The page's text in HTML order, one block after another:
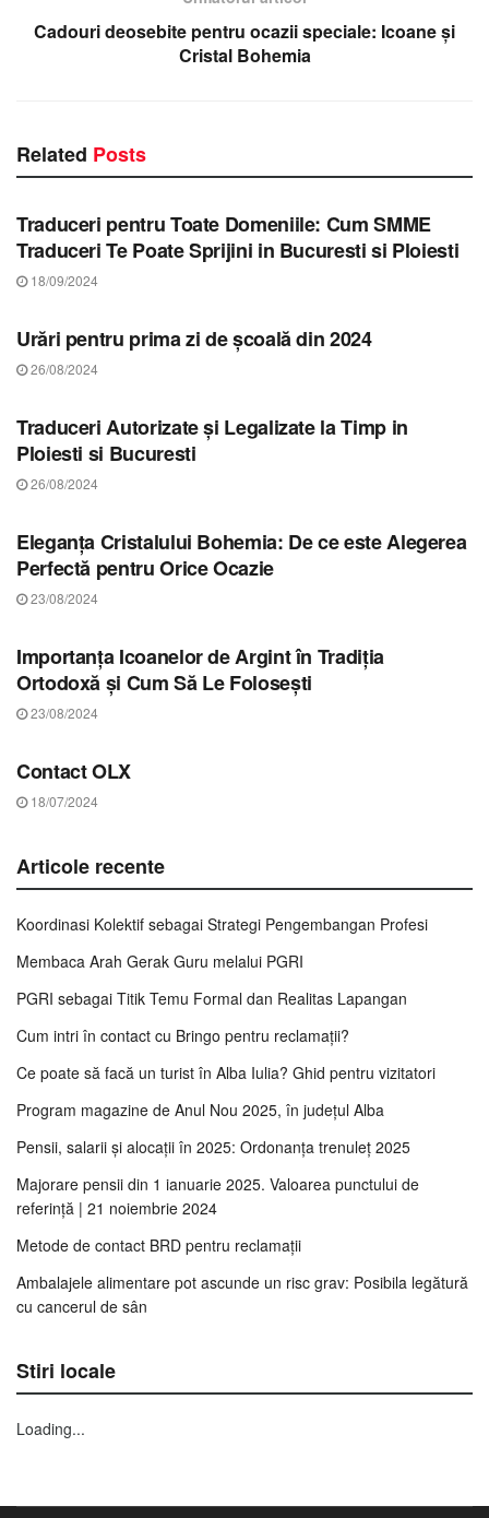
Cadouri deosebite pentru ocazii speciale: Icoane și
Cristal Bohemia
Related Posts
STIRI MUREȘ
Traduceri pentru Toate Domeniile: Cum SMME
Traduceri Te Poate Sprijini in Bucuresti si Ploiesti
18/09/2024
Urări pentru prima zi de şcoală din 2024
26/08/2024
Traduceri Autorizate și Legalizate la Timp in
Ploiesti si Bucuresti
26/08/2024
Eleganța Cristalului Bohemia: De ce este Alegerea
Perfectă pentru Orice Ocazie
23/08/2024
Importanța Icoanelor de Argint în Tradiția
Ortodoxă și Cum Să Le Folosești
23/08/2024
Contact OLX
18/07/2024
Articole recente
Koordinasi Kolektif sebagai Strategi Pengembangan Profesi
Membaca Arah Gerak Guru melalui PGRI
PGRI sebagai Titik Temu Formal dan Realitas Lapangan
Cum intri în contact cu Bringo pentru reclamații?
Ce poate să facă un turist în Alba Iulia? Ghid pentru vizitatori
Program magazine de Anul Nou 2025, în județul Alba
Pensii, salarii și alocații în 2025: Ordonanța trenuleț 2025
Majorare pensii din 1 ianuarie 2025. Valoarea punctului de
referință | 21 noiembrie 2024
Metode de contact BRD pentru reclamații
Ambalajele alimentare pot ascunde un risc grav: Posibila legătură
cu cancerul de sân
Stiri locale
Loading...